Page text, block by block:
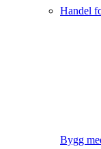
Handel
Bygg